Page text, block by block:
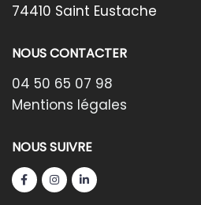
74410 Saint Eustache
NOUS CONTACTER
04 50 65 07 98
Mentions légales
NOUS SUIVRE